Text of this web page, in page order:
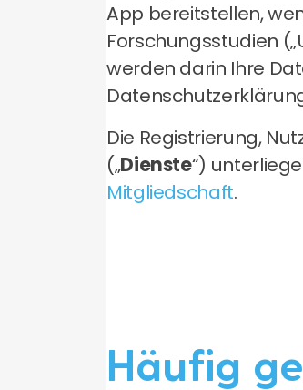
App bereitstellen,
Forschungsstudien
werden darin Ihre
Die Registrierung,
(„Dienste“)
Mitgliedschaft.
Häufig